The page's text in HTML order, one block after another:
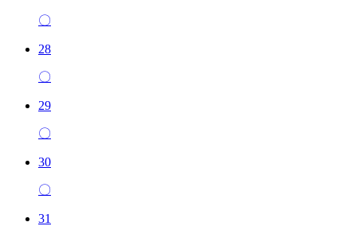
〇
28
〇
29
〇
30
〇
31